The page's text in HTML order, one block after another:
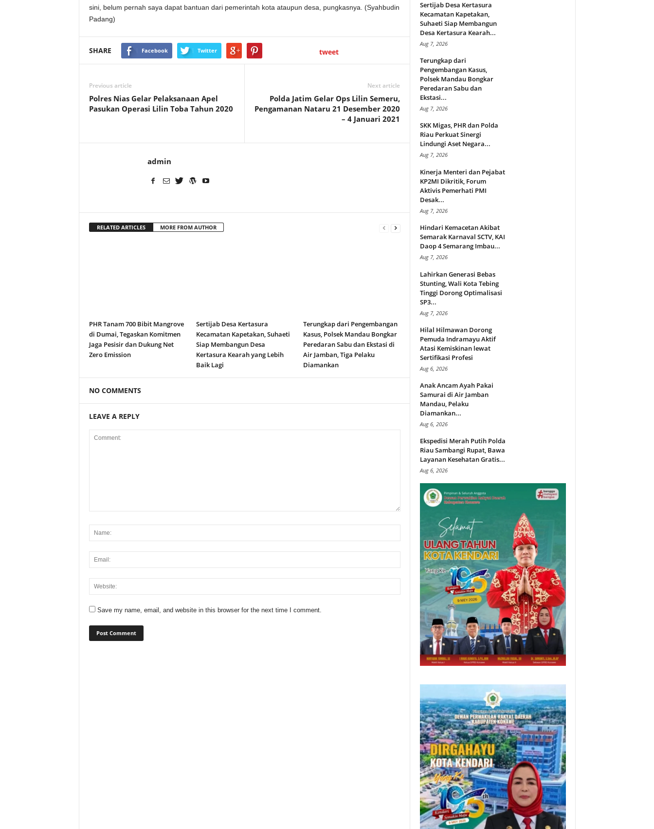
sini, belum pernah saya dapat bantuan dari pemerintah kota ataupun desa, pungkasnya. (Syahbudin
Padang)
SHARE Facebook Twitter tweet
Previous article
Polres Nias Gelar Pelaksanaan Apel
Pasukan Operasi Lilin Toba Tahun 2020
Next article
Polda Jatim Gelar Ops Lilin Semeru,
Pengamanan Nataru 21 Desember 2020
– 4 Januari 2021
admin
RELATED ARTICLES MORE FROM AUTHOR
PHR Tanam 700 Bibit Mangrove
di Dumai, Tegaskan Komitmen
Jaga Pesisir dan Dukung Net
Zero Emission
Sertijab Desa Kertasura
Kecamatan Kapetakan, Suhaeti
Siap Membangun Desa
Kertasura Kearah yang Lebih
Baik Lagi
Terungkap dari Pengembangan
Kasus, Polsek Mandau Bongkar
Peredaran Sabu dan Ekstasi di
Air Jamban, Tiga Pelaku
Diamankan
NO COMMENTS
LEAVE A REPLY
Save my name, email, and website in this browser for the next time I comment.
Sertijab Desa Kertasura
Kecamatan Kapetakan,
Suhaeti Siap Membangun
Desa Kertasura Kearah...
Aug 7, 2026
Terungkap dari
Pengembangan Kasus,
Polsek Mandau Bongkar
Peredaran Sabu dan
Ekstasi...
Aug 7, 2026
SKK Migas, PHR dan Polda
Riau Perkuat Sinergi
Lindungi Aset Negara...
Aug 7, 2026
Kinerja Menteri dan Pejabat
KP2MI Dikritik, Forum
Aktivis Pemerhati PMI
Desak...
Aug 7, 2026
Hindari Kemacetan Akibat
Semarak Karnaval SCTV, KAI
Daop 4 Semarang Imbau...
Aug 7, 2026
Lahirkan Generasi Bebas
Stunting, Wali Kota Tebing
Tinggi Dorong Optimalisasi
SP3...
Aug 7, 2026
Hilal Hilmawan Dorong
Pemuda Indramayu Aktif
Atasi Kemiskinan lewat
Sertifikasi Profesi
Aug 6, 2026
Anak Ancam Ayah Pakai
Samurai di Air Jamban
Mandau, Pelaku
Diamankan...
Aug 6, 2026
Ekspedisi Merah Putih Polda
Riau Sambangi Rupat, Bawa
Layanan Kesehatan Gratis...
Aug 6, 2026